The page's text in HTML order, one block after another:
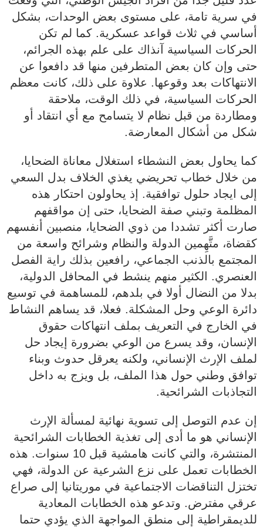
في سرية تامة، على مستوى بعض الوحدات، بشكل
أساسي في ثلاث قواعد عسكرية. كما لم تكن
الحركات السياسية آنذاك على علم بهذه الجرائم،
حتى وإن كان بعض المتطرفين منها قد دافعوا عن
الانتهاكات بعد وقوعها. علاوة على ذلك، كانت معظم
الحركات السياسية، في ذلك الوقت، ملاحقة
ومطاردة من قبل نظام لا يتسامح مع أي انتقاد أو
شكل من أشكال المعارضة.
‏‎كما يحاول بعض النشطاء استغلال معاناة الضحايا،
من خلال خطاب تحريضي يغذي الخلاف بدل السعي
إلى ايجاد حلول توافقية. إذ يحاولون احتكار هذه
المظلمة وتبني صفة الضحايا، حتى إن مواقفهم
صارت أكثر تشددا من ذوي الضحايا، منصبين أنفسهم
كقضاة، متَّهِمين الدولة والنظام وشرائح واسعة من
المجتمع بالذنب الجماعي، رافعين بذلك راية الفصل
العنصري. الكثير منهم ينشط في المحافل الدولية،
بدلا من النضال أولا في بلدهم، للمساهمة في توسيع
دائرة الوعي وحل المشكلة. فعلا، قد يساهم النشاط
في الخارج في التعريف بملف انتهاكات حقوق
الإنسان، وقد يسرع من الوعي بضرورة إيجاد حل
لملف الإرث الإنساني، ولكنه يعرقل حدوث وبناء
توافق وطني حول هذا الملف، بل ويزج به داخل
التجاذبات الشرائحية.
إن عدم التوصل إلى تسوية نهائية لمسألة الإرث
الإنساني هو ما أدى إلى تغذية الخطابات الشرائحية
المنتشرة، والتي كانت هامشية قبل 10 سنوات. هذه
الخطابات تعمل على نزع الشرعية عن الدولة، فهي
تختزل التناقضات الاجتماعية في موريتانيا إلى صراع
عرقي مفترض. وتدعو هذه الخطابات المعادية
للديمقراطية إلى منطق المواجهة الذي يؤدي حتما